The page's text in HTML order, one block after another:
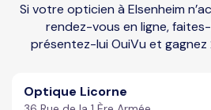
Si votre opticien à Elsenheim
rendez-vous en ligne,
présentez-lui OuiVu et
Optique Licorne